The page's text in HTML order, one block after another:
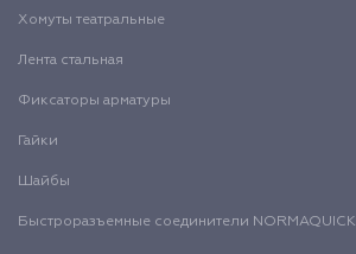
Хомуты театральные
Лента стальная
Фиксаторы арматуры
Гайки
Шайбы
Быстроразъемные соединители NORMAQUICK